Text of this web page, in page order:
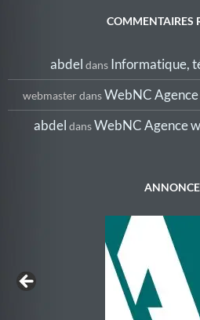
COMMENTAIRES
abdel dans Informatique,
webmasterdansWebNC
abdel dansWebNC Agence